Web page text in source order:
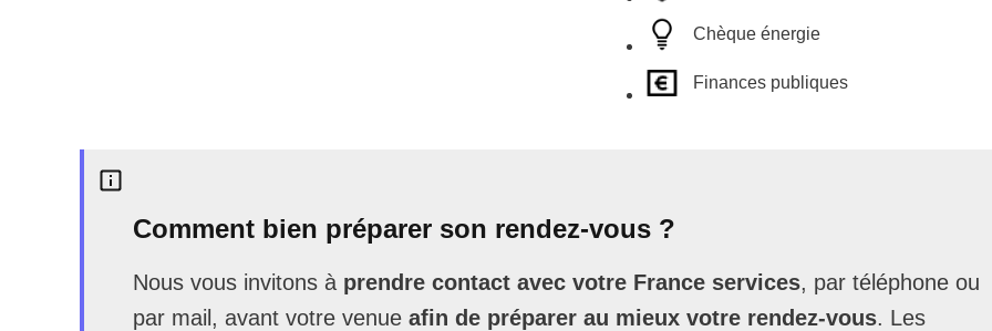
Chèque énergie
Finances publiques
Comment bien préparer son rendez-vous ?
Nous vous invitons à prendre contact avec votre France services, par téléphone ou
par mail, avant votre venue afin de préparer au mieux votre rendez-vous. Les